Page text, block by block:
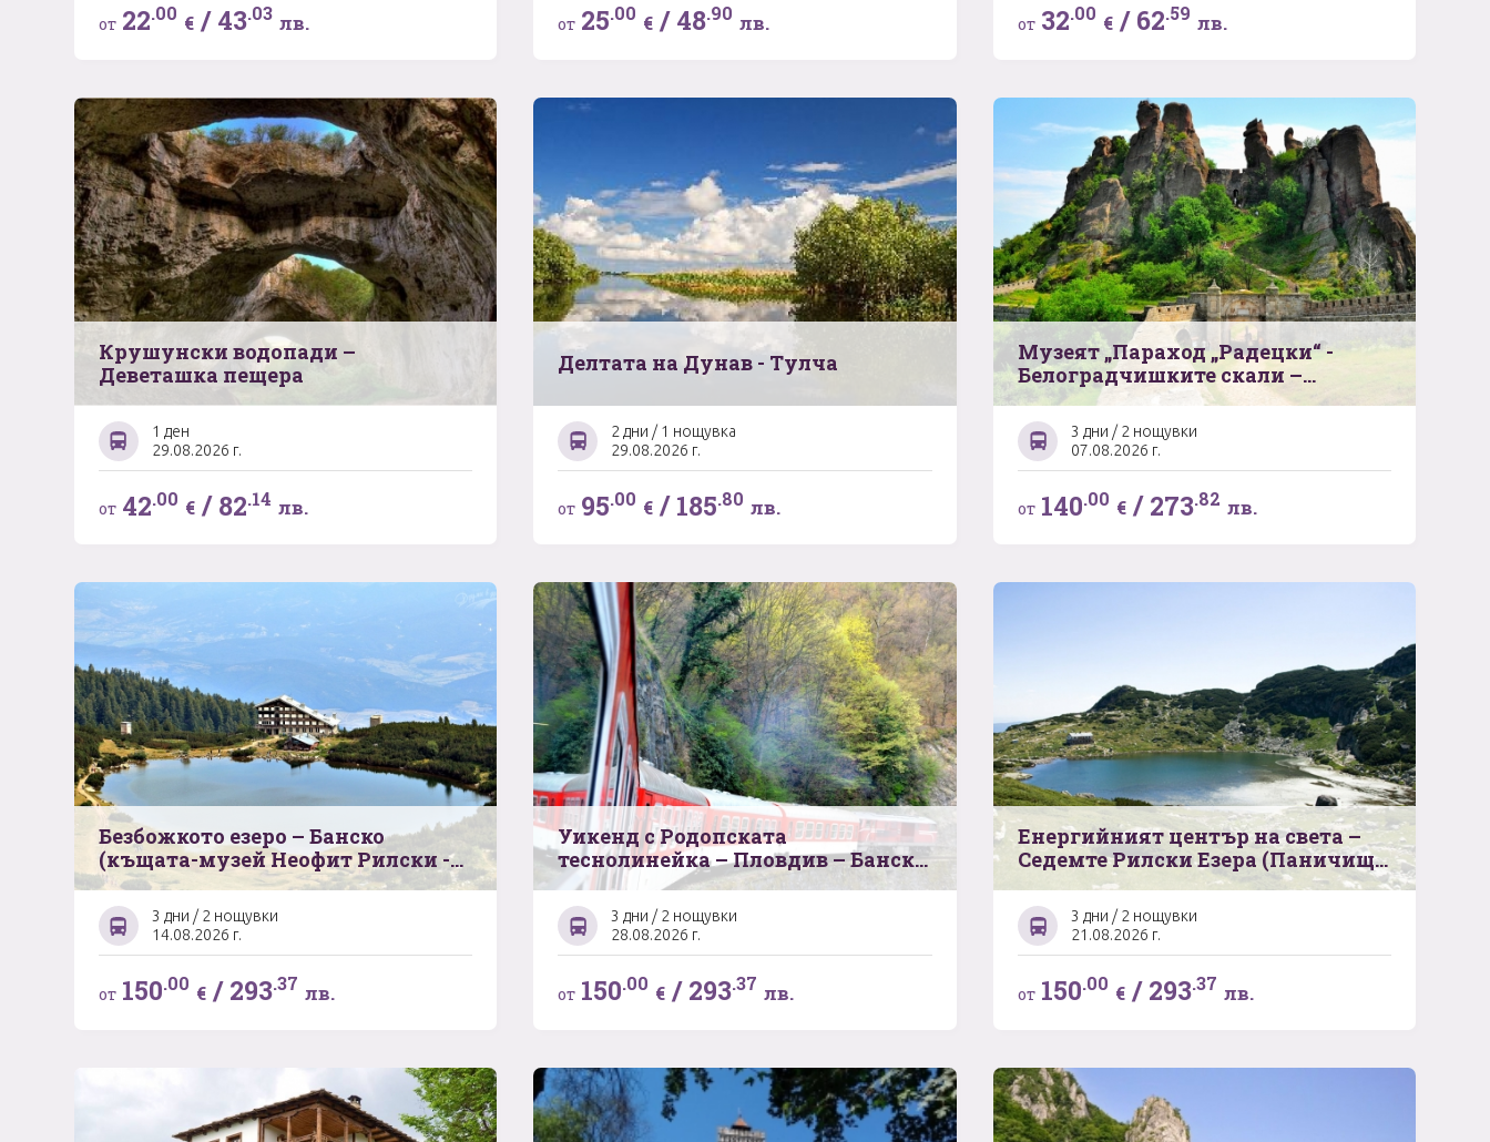
от 22.00 €/ 43.03 лв. от 25.00 € / 48.90 лв. от 32.00 € / 62.59 лв.
Крушунски водопади –
Деветашка пещера
1 ден
29.08.2026 г.
от 42.00 €/ 82.14 лв.
Делтата на Дунав - Тулча
2 дни / 1 нощувка
29.08.2026 г.
от 95.00 € / 185.80 лв.
Музеят „Параход „Радецки“ -
Белоградчишките скали –
Българският замък „Баба Вида“ –
Плевенската панорама –
Единственият музей на виното на
Балканския полуостров
3 дни / 2 нощувки
07.08.2026 г.
от 140.00 € / 273.82 лв.
Безбожкото езеро – Банско
(къщата-музей Неофит Рилски -
родната къща на Никола
Вапцаров - църква Света Троица) -
паркът за танцуващи мечки в
град Белица
3 дни / 2 нощувки
14.08.2026 г.
от 150.00 €/ 293.37 лв.
Уикенд с Родопската
теснолинейка – Пловдив – Банско
- Костенски водопад
3 дни / 2 нощувки
28.08.2026 г.
от 150.00 € / 293.37 лв.
Енергийният център на света –
Седемте Рилски Езера (Паничище
– Рилски езера - Овчаренски
вдопад - Сепарева баня - Цари
Мали град)3 дни / 2 нощувки
21.08.2026 г.
от 150.00 € / 293.37 лв.